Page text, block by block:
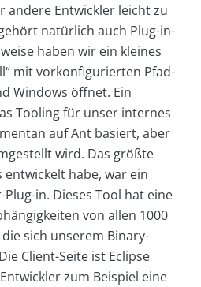
andere Entwickler leicht zu
natürlich auch Plug-in-
haben wir ein kleines
mit vorkonfigurierten Pfad-
Windows öffnet. Ein
Tooling für unser internes
auf Ant basiert, aber
wird. Das größte
entwickelt habe, war ein
in. Dieses Tool hat eine
von allen 1000
sich unserem Binary-
Client-Seite ist Eclipse
zum Beispiel eine